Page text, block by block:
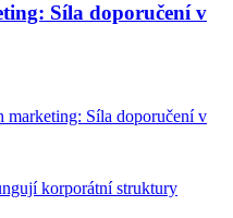
Síla doporučení v
marketing: Síla doporučení v